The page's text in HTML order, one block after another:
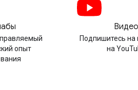
опыт
Видео
Подпишитесь на
на